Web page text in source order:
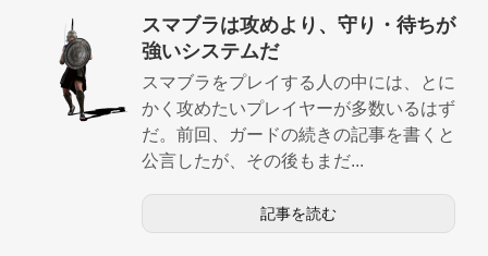
スマブラは攻めより、守り・待ちが
強いシステムだ
スマブラをプレイする人の中には、とに
かく攻めたいプレイヤーが多数いるはず
だ。前回、ガードの続きの記事を書くと
公言したが、その後もまだ...
記事を読む